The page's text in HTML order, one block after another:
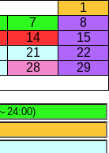
1
7
8
14
15
21
22
28
29